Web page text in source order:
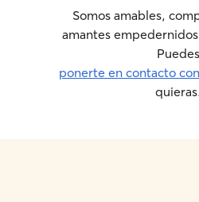
Somos amables,
amantes
Puedes
ponerte en contacto
quieras.